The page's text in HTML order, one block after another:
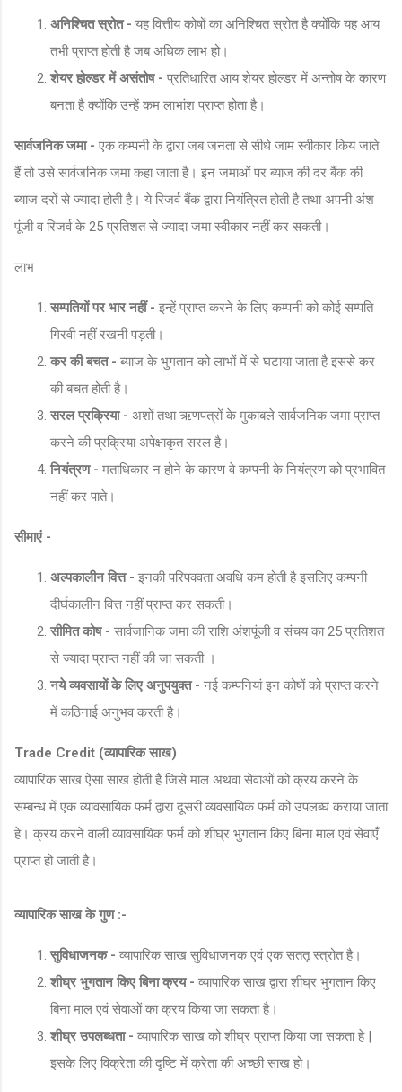
अनिश्चित स्रोत - यह वित्तीय कोषों का अनिश्चित स्रोत है क्योंकि यह आय
तभी प्राप्त होती है जब अधिक लाभ हो।
शेयर होल्डर में असंतोष - प्रतिधारित आय शेयर होल्डर में अन्तोष के कारण
बनता है क्योंकि उन्हें कम लाभांश प्राप्त होता है।
सार्वजनिक जमा - एक कम्पनी के द्वारा जब जनता से सीधे जाम स्वीकार किय जाते
हैं तो उसे सार्वजनिक जमा कहा जाता है। इन जमाओं पर ब्याज की दर बैंक की
ब्याज दरों से ज्यादा होती है। ये रिजर्व बैंक द्वारा नियंत्रित होती है तथा अपनी अंश
पूंजी व रिजर्व के 25 प्रतिशत से ज्यादा जमा स्वीकार नहीं कर सकती।
लाभ
सम्पतियों पर भार नहीं - इन्हें प्राप्त करने के लिए कम्पनी को कोई सम्पति
गिरवी नहीं रखनी पड़ती।
कर की बचत - ब्याज के भुगतान को लाभों में से घटाया जाता है इससे कर
की बचत होती है।
सरल प्रक्रिया - अशों तथा ऋणपत्रों के मुकाबले सार्वजनिक जमा प्राप्त
करने की प्रक्रिया अपेक्षाकृत सरल है।
नियंत्रण - मताधिकार न होने के कारण वे कम्पनी के नियंत्रण को प्रभावित
नहीं कर पाते।
सीमाएं -
अल्पकालीन वित्त - इनकी परिपक्वता अवधि कम होती है इसलिए कम्पनी
दीर्घकालीन वित्त नहीं प्राप्त कर सकती।
सीमित कोष - सार्वजानिक जमा की राशि अंशपूंजी व संचय का 25 प्रतिशत
से ज्यादा प्राप्त नहीं की जा सकती ।
नये व्यवसायों के लिए अनुपयुक्त - नई कम्पनियां इन कोषों को प्राप्त करने
में कठिनाई अनुभव करती है।
Trade Credit (व्यापारिक साख)
व्यापारिक साख ऐसा साख होती है जिसे माल अथवा सेवाओं को क्रय करने के
सम्बन्ध में एक व्यावसायिक फर्म द्वारा दूसरी व्यवसायिक फर्म को उपलब्घ कराया जाता
हे। क्रय करने वाली व्यावसायिक फर्म को शीघ्र भुगतान किए बिना माल एवं सेवाएँ
प्राप्त हो जाती है।
व्यापारिक साख के गुण :-
सुविधाजनक - व्यापारिक साख सुविधाजनक एवं एक सततृ स्त्रोत है।
शीघ्र भुगतान किए बिना क्रय - व्यापारिक साख द्वारा शीघ्र भुगतान किए
बिना माल एवं सेवाओं का क्रय किया जा सकता है।
शीघ्र उपलब्धता - व्यापारिक साख को शीघ्र प्राप्त किया जा सकता हे |
इसके लिए विक्रेता की दृष्टि में क्रेता की अच्छी साख हो।